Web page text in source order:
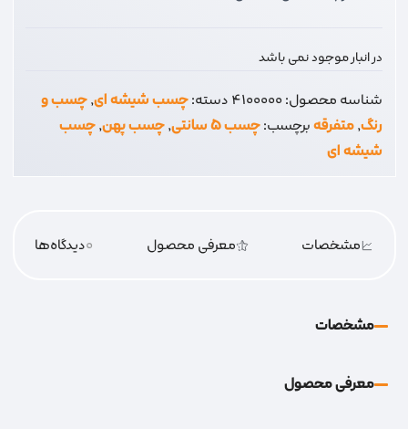
در انبار موجود نمی باشد
شناسه محصول:4100000دسته:چسب شیشه ای,چسب و
رنگ,متفرقهبرچسب:چسب 5 سانتی ,چسب پهن,چسب
شیشه ای
مشخصات معرفی محصول 0دیدگاه‌‌ها
مشخصات
معرفی محصول